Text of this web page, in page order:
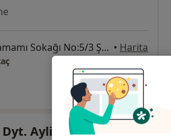
Bebek, Bebek Hamamı Sokağı No:5/3 Şehmen Apartmanı, 34342 Beşiktaş/İstanbul, İstanbul • Harita
Dyt. Aylin Bolat Yılmaz